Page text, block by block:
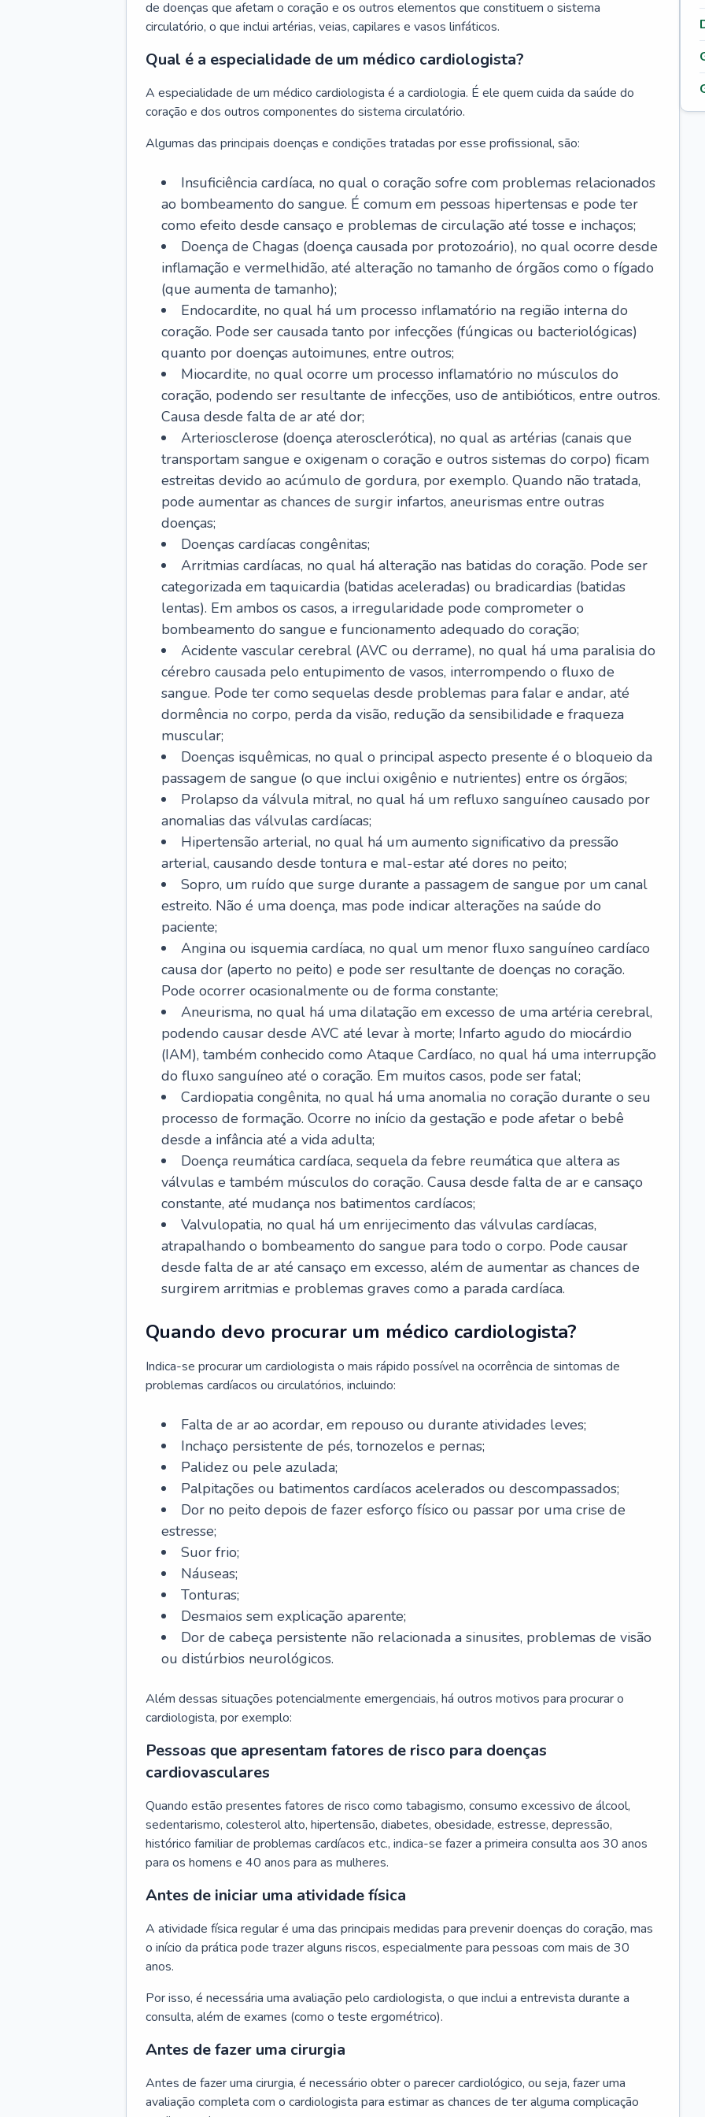
de doenças que afetam o coração e os outros elementos que constituem o sistema
circulatório, o que inclui artérias, veias, capilares e vasos linfáticos.
Qual é a especialidade de um médico cardiologista?
A especialidade de um médico cardiologista é a cardiologia. É ele quem cuida da saúde do
coração e dos outros componentes do sistema circulatório.
Algumas das principais doenças e condições tratadas por esse profissional, são:
Insuficiência cardíaca, no qual o coração sofre com problemas relacionados
ao bombeamento do sangue. É comum em pessoas hipertensas e pode ter
como efeito desde cansaço e problemas de circulação até tosse e inchaços;
Doença de Chagas (doença causada por protozoário), no qual ocorre desde
inflamação e vermelhidão, até alteração no tamanho de órgãos como o fígado
(que aumenta de tamanho);
Endocardite, no qual há um processo inflamatório na região interna do
coração. Pode ser causada tanto por infecções (fúngicas ou bacteriológicas)
quanto por doenças autoimunes, entre outros;
Miocardite, no qual ocorre um processo inflamatório no músculos do
coração, podendo ser resultante de infecções, uso de antibióticos, entre outros.
Causa desde falta de ar até dor;
Arteriosclerose (doença aterosclerótica), no qual as artérias (canais que
transportam sangue e oxigenam o coração e outros sistemas do corpo) ficam
estreitas devido ao acúmulo de gordura, por exemplo. Quando não tratada,
pode aumentar as chances de surgir infartos, aneurismas entre outras
doenças;
Doenças cardíacas congênitas;
Arritmias cardíacas, no qual há alteração nas batidas do coração. Pode ser
categorizada em taquicardia (batidas aceleradas) ou bradicardias (batidas
lentas). Em ambos os casos, a irregularidade pode comprometer o
bombeamento do sangue e funcionamento adequado do coração;
Acidente vascular cerebral (AVC ou derrame), no qual há uma paralisia do
cérebro causada pelo entupimento de vasos, interrompendo o fluxo de
sangue. Pode ter como sequelas desde problemas para falar e andar, até
dormência no corpo, perda da visão, redução da sensibilidade e fraqueza
muscular;
Doenças isquêmicas, no qual o principal aspecto presente é o bloqueio da
passagem de sangue (o que inclui oxigênio e nutrientes) entre os órgãos;
Prolapso da válvula mitral, no qual há um refluxo sanguíneo causado por
anomalias das válvulas cardíacas;
Hipertensão arterial, no qual há um aumento significativo da pressão
arterial, causando desde tontura e mal-estar até dores no peito;
Sopro, um ruído que surge durante a passagem de sangue por um canal
estreito. Não é uma doença, mas pode indicar alterações na saúde do
paciente;
Angina ou isquemia cardíaca, no qual um menor fluxo sanguíneo cardíaco
causa dor (aperto no peito) e pode ser resultante de doenças no coração.
Pode ocorrer ocasionalmente ou de forma constante;
Aneurisma, no qual há uma dilatação em excesso de uma artéria cerebral,
podendo causar desde AVC até levar à morte; Infarto agudo do miocárdio
(IAM), também conhecido como Ataque Cardíaco, no qual há uma interrupção
do fluxo sanguíneo até o coração. Em muitos casos, pode ser fatal;
Cardiopatia congênita, no qual há uma anomalia no coração durante o seu
processo de formação. Ocorre no início da gestação e pode afetar o bebê
desde a infância até a vida adulta;
Doença reumática cardíaca, sequela da febre reumática que altera as
válvulas e também músculos do coração. Causa desde falta de ar e cansaço
constante, até mudança nos batimentos cardíacos;
Valvulopatia, no qual há um enrijecimento das válvulas cardíacas,
atrapalhando o bombeamento do sangue para todo o corpo. Pode causar
desde falta de ar até cansaço em excesso, além de aumentar as chances de
surgirem arritmias e problemas graves como a parada cardíaca.
Quando devo procurar um médico cardiologista?
Indica-se procurar um cardiologista o mais rápido possível na ocorrência de sintomas de
problemas cardíacos ou circulatórios, incluindo:
Falta de ar ao acordar, em repouso ou durante atividades leves;
Inchaço persistente de pés, tornozelos e pernas;
Palidez ou pele azulada;
Palpitações ou batimentos cardíacos acelerados ou descompassados;
Dor no peito depois de fazer esforço físico ou passar por uma crise de
estresse;
Suor frio;
Náuseas;
Tonturas;
Desmaios sem explicação aparente;
Dor de cabeça persistente não relacionada a sinusites, problemas de visão
ou distúrbios neurológicos.
Além dessas situações potencialmente emergenciais, há outros motivos para procurar o
cardiologista, por exemplo:
Pessoas que apresentam fatores de risco para doenças
cardiovasculares
Quando estão presentes fatores de risco como tabagismo, consumo excessivo de álcool,
sedentarismo, colesterol alto, hipertensão, diabetes, obesidade, estresse, depressão,
histórico familiar de problemas cardíacos etc., indica-se fazer a primeira consulta aos 30 anos
para os homens e 40 anos para as mulheres.
Antes de iniciar uma atividade física
A atividade física regular é uma das principais medidas para prevenir doenças do coração, mas
o início da prática pode trazer alguns riscos, especialmente para pessoas com mais de 30
anos.
Por isso, é necessária uma avaliação pelo cardiologista, o que inclui a entrevista durante a
consulta, além de exames (como o teste ergométrico).
Antes de fazer uma cirurgia
Antes de fazer uma cirurgia, é necessário obter o parecer cardiológico, ou seja, fazer uma
avaliação completa com o cardiologista para estimar as chances de ter alguma complicação